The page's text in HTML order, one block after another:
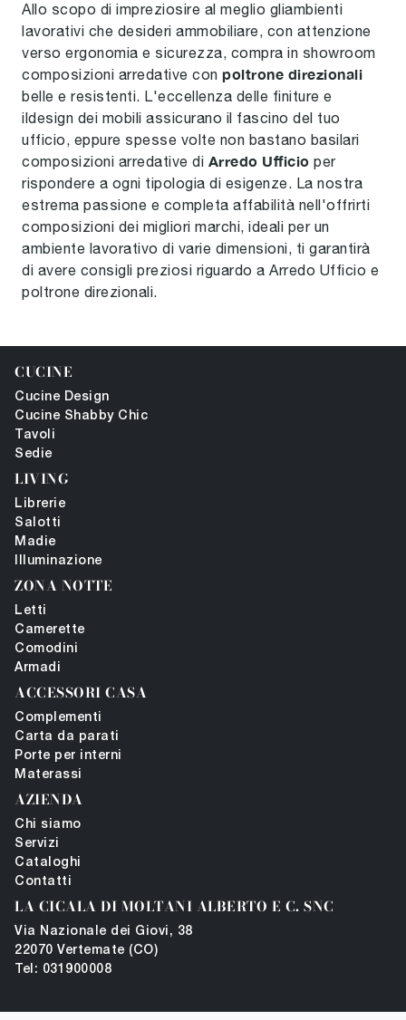
Allo scopo di impreziosire al meglio gliambienti
lavorativi che desideri ammobiliare, con attenzione
verso ergonomia e sicurezza, compra in showroom
composizioni arredative con poltrone direzionali
belle e resistenti. L'eccellenza delle finiture e
ildesign dei mobili assicurano il fascino del tuo
ufficio, eppure spesse volte non bastano basilari
composizioni arredative di Arredo Ufficio per
rispondere a ogni tipologia di esigenze. La nostra
estrema passione e completa affabilità nell'offrirti
composizioni dei migliori marchi, ideali per un
ambiente lavorativo di varie dimensioni, ti garantirà
di avere consigli preziosi riguardo a Arredo Ufficio e
poltrone direzionali.
CUCINE
Cucine Design
Cucine Shabby Chic
Tavoli
Sedie
LIVING
Librerie
Salotti
Madie
Illuminazione
ZONA NOTTE
Letti
Camerette
Comodini
Armadi
ACCESSORI CASA
Complementi
Carta da parati
Porte per interni
Materassi
AZIENDA
Chi siamo
Servizi
Cataloghi
Contatti
LA CICALA DI MOLTANI ALBERTO E C. SNC
Via Nazionale dei Giovi, 38
22070 Vertemate (CO)
Tel: 031900008